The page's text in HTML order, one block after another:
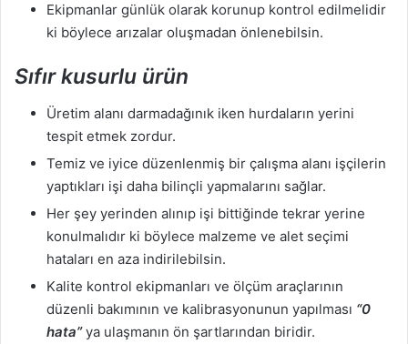
Ekipmanlar günlük olarak korunup kontrol edilmelidir
ki böylece arızalar oluşmadan önlenebilsin.
Sıfır kusurlu ürün
Üretim alanı darmadağınık iken hurdaların yerini
tespit etmek zordur.
Temiz ve iyice düzenlenmiş bir çalışma alanı işçilerin
yaptıkları işi daha bilinçli yapmalarını sağlar.
Her şey yerinden alınıp işi bittiğinde tekrar yerine
konulmalıdır ki böylece malzeme ve alet seçimi
hataları en aza indirilebilsin.
Kalite kontrol ekipmanları ve ölçüm araçlarının
düzenli bakımının ve kalibrasyonunun yapılması “0
hata”ya ulaşmanın ön şartlarından biridir.